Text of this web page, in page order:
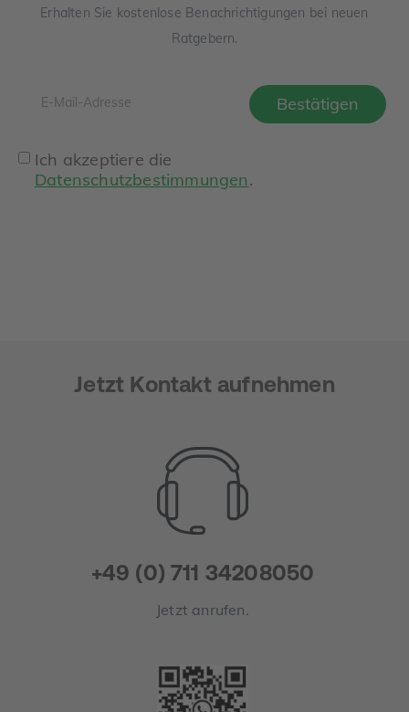
Erhalten Sie kostenlose Benachrichtigungen bei neuen
Ratgebern.
Ich akzeptiere die
Datenschutzbestimmungen.
Jetzt Kontakt aufnehmen
+49 (0) 711 34208050
Jetzt anrufen.